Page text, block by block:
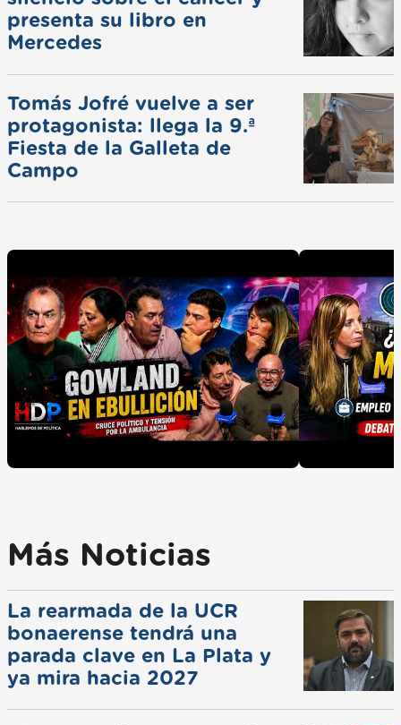
presenta su libro en
Mercedes
Tomás Jofré vuelve a ser
protagonista: llega la 9.ª
Fiesta de la Galleta de
Campo
Más Noticias
La rearmada de la UCR
bonaerense tendrá una
parada clave en La Plata y
ya mira hacia 2027